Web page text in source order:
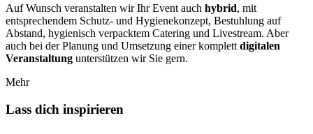
Auf Wunsch veranstalten wir Ihr Event auch hybrid, mit
entsprechendem Schutz- und Hygienekonzept, Bestuhlung auf
Abstand, hygienisch verpacktem Catering und Livestream. Aber
auch bei der Planung und Umsetzung einer komplett digitalen
Veranstaltung unterstützen wir Sie gern.
Mehr
Lass dich inspirieren